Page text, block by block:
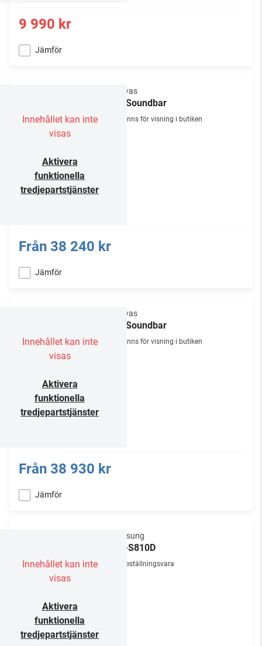
9 990 kr
Jämför
Innehållet kan inte
visas
Aktivera
funktionella
tredjepartstjänster
Canvas
55" Soundbar
Finns för visning i butiken
Från 38 240 kr
Jämför
Innehållet kan inte
visas
Aktivera
funktionella
tredjepartstjänster
Canvas
65" Soundbar
Finns för visning i butiken
Från 38 930 kr
Jämför
Innehållet kan inte
visas
Aktivera
funktionella
tredjepartstjänster
Samsung
HW-S810D
Beställningsvara